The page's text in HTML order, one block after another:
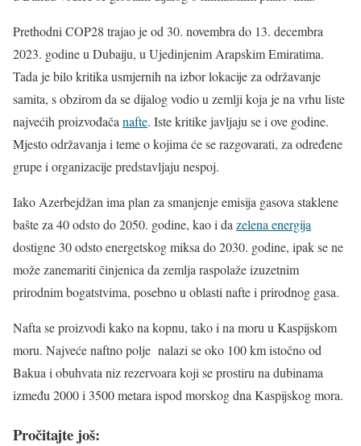
Prethodni COP28 trajao je od 30. novembra do 13. decembra
2023. godine u Dubaiju, u Ujedinjenim Arapskim Emiratima.
Tada je bilo kritika usmjernih na izbor lokacije za održavanje
samita, s obzirom da se dijalog vodio u zemlji koja je na vrhu liste
najvećih proizvođačanafte. Iste kritike javljaju se i ove godine.
Mjesto održavanja i teme o kojima će se razgovarati, za određene
grupe i organizacije predstavljaju nespoj.
Iako Azerbejdžan ima plan za smanjenje emisija gasova staklene
bašte za 40 odsto do 2050. godine, kao i dazelena energija
dostigne 30 odsto energetskog miksa do 2030. godine, ipak se ne
može zanemariti činjenica da zemlja raspolaže izuzetnim
prirodnim bogatstvima, posebno u oblasti nafte i prirodnog gasa.
Nafta se proizvodi kako na kopnu, tako i na moru u Kaspijskom
moru. Najveće naftno polje nalazi se oko 100 km istočno od
Bakua i obuhvata niz rezervoara koji se prostiru na dubinama
između 2000 i 3500 metara ispod morskog dna Kaspijskog mora.
Pročitajte još: